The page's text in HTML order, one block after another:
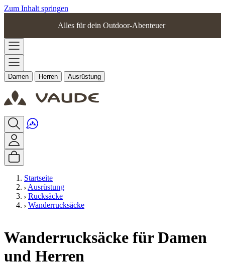
Zum Inhalt springen
Alles für dein Outdoor-Abenteuer
Damen Herren Ausrüstung
Startseite
Ausrüstung
Rucksäcke
Wanderrucksäcke
Wanderrucksäcke für Damen
und Herren